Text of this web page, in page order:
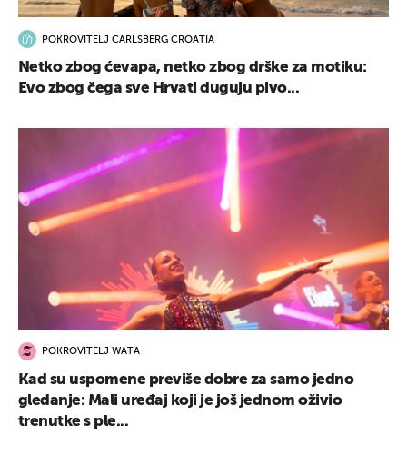
POKROVITELJ CARLSBERG CROATIA
Netko zbog ćevapa, netko zbog drške za motiku:
Evo zbog čega sve Hrvati duguju pivo...
POKROVITELJ WATA
Kad su uspomene previše dobre za samo jedno
gledanje: Mali uređaj koji je još jednom oživio
trenutke s ple...